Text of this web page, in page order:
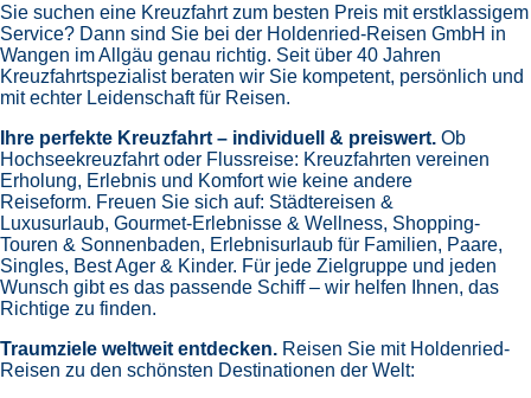
Sie suchen eine Kreuzfahrt zum besten Preis mit erstklassigem
Service? Dann sind Sie bei der Holdenried-Reisen GmbH in
Wangen im Allgäu genau richtig. Seit über 40 Jahren
Kreuzfahrtspezialist beraten wir Sie kompetent, persönlich und
mit echter Leidenschaft für Reisen.
Ihre perfekte Kreuzfahrt – individuell & preiswert. Ob
Hochseekreuzfahrt oder Flussreise: Kreuzfahrten vereinen
Erholung, Erlebnis und Komfort wie keine andere
Reiseform. Freuen Sie sich auf: Städtereisen &
Luxusurlaub, Gourmet-Erlebnisse & Wellness, Shopping-
Touren & Sonnenbaden, Erlebnisurlaub für Familien, Paare,
Singles, Best Ager & Kinder. Für jede Zielgruppe und jeden
Wunsch gibt es das passende Schiff – wir helfen Ihnen, das
Richtige zu finden.
Traumziele weltweit entdecken. Reisen Sie mit Holdenried-
Reisen zu den schönsten Destinationen der Welt: